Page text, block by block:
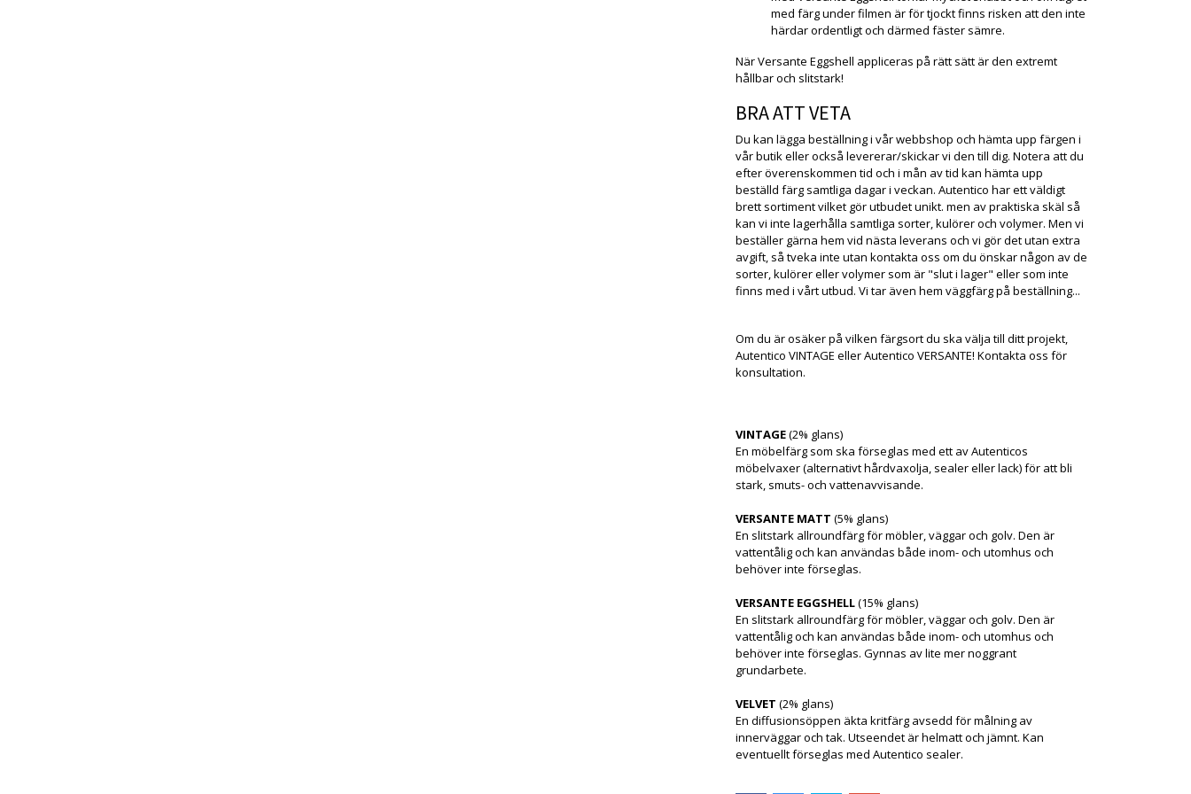
med färg under filmen är för tjockt finns risken att den inte
härdar ordentligt och därmed fäster sämre.
När Versante Eggshell appliceras på rätt sätt är den extremt
hållbar och slitstark!
BRA ATT VETA
Du kan lägga beställning i vår webbshop och hämta upp färgen i
vår butik eller också levererar/skickar vi den till dig. Notera att du
efter överenskommen tid och i mån av tid kan hämta upp
beställd färg samtliga dagar i veckan. Autentico har ett väldigt
brett sortiment vilket gör utbudet unikt. men av praktiska skäl så
kan vi inte lagerhålla samtliga sorter, kulörer och volymer. Men vi
beställer gärna hem vid nästa leverans och vi gör det utan extra
avgift, så tveka inte utan kontakta oss om du önskar någon av de
sorter, kulörer eller volymer som är "slut i lager" eller som inte
finns med i vårt utbud. Vi tar även hem väggfärg på beställning...
Om du är osäker på vilken färgsort du ska välja till ditt projekt,
Autentico VINTAGE eller Autentico VERSANTE! Kontakta oss för
konsultation.
VINTAGE(2% glans)
En möbelfärg som ska förseglas med ett av Autenticos
möbelvaxer (alternativt hårdvaxolja, sealer eller lack) för att bli
stark, smuts- och vattenavvisande.
VERSANTE MATT (5% glans)
En slitstark allroundfärg för möbler, väggar och golv. Den är
vattentålig och kan användas både inom- och utomhus och
behöver inte förseglas.
VERSANTE EGGSHELL(15% glans)
En slitstark allroundfärg för möbler, väggar och golv. Den är
vattentålig och kan användas både inom- och utomhus och
behöver inte förseglas. Gynnas av lite mer noggrant
grundarbete.
VELVET (2% glans)
En diffusionsöppen äkta kritfärg avsedd för målning av
innerväggar och tak. Utseendet är helmatt och jämnt. Kan
eventuellt förseglas med Autentico sealer.